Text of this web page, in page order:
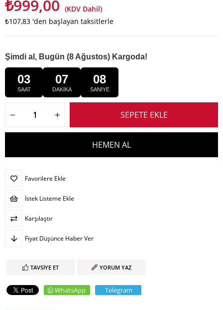
₺999,00 (KDV Dahil)
₺107,83 'den başlayan taksitlerle
Şimdi al, Bugün (8 Ağustos) Kargoda!
03
SAAT
07
DAKİKA
08
SANİYE
Favorilere Ekle
İstek Listeme Ekle
Karşılaştır
Fiyat Düşünce Haber Ver
TAVSIYE ET YORUM YAZ
WhatsApp Telegram